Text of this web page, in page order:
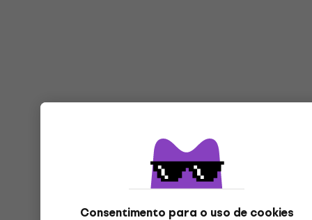
Consentimento para o uso de cookies